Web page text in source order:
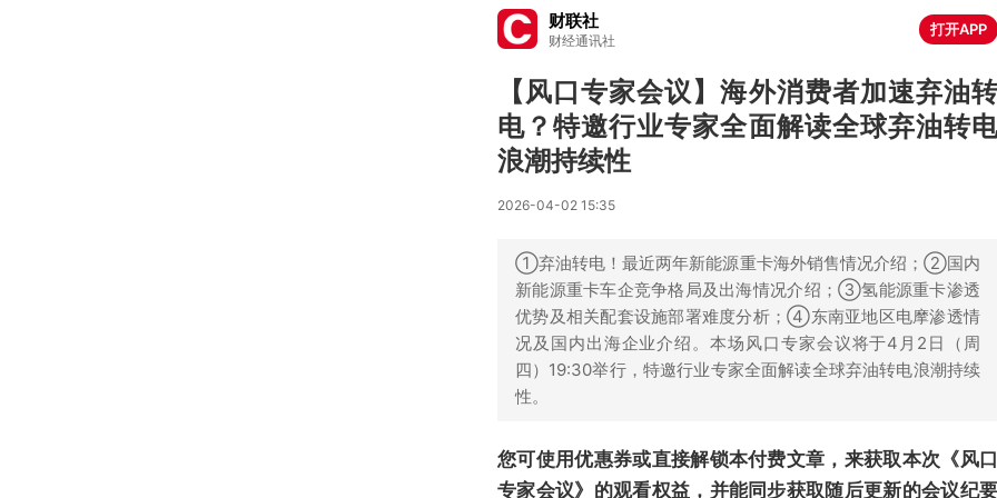
财联社
财经通讯社
打开APP
【风口专家会议】海外消费者加速弃油转
电？特邀行业专家全面解读全球弃油转电
浪潮持续性
2026-04-02 15:35
①弃油转电！最近两年新能源重卡海外销售情况介绍；②国内
新能源重卡车企竞争格局及出海情况介绍；③氢能源重卡渗透
优势及相关配套设施部署难度分析；④东南亚地区电摩渗透情
况及国内出海企业介绍。本场风口专家会议将于4月2日（周
四）19:30举行，特邀行业专家全面解读全球弃油转电浪潮持续
性。
您可使用优惠券或直接解锁本付费文章，来获取本次《风口
专家会议》的观看权益，并能同步获取随后更新的会议纪要